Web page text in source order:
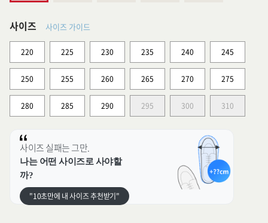
사이즈 사이즈 가이드
220 225 230 235 240 245
250 255 260 265 270 275
280 285 290 295 300 310
사이즈 실패는 그만.
나는 어떤 사이즈로 사야할
까?
"10초만에 내 사이즈 추천받기"